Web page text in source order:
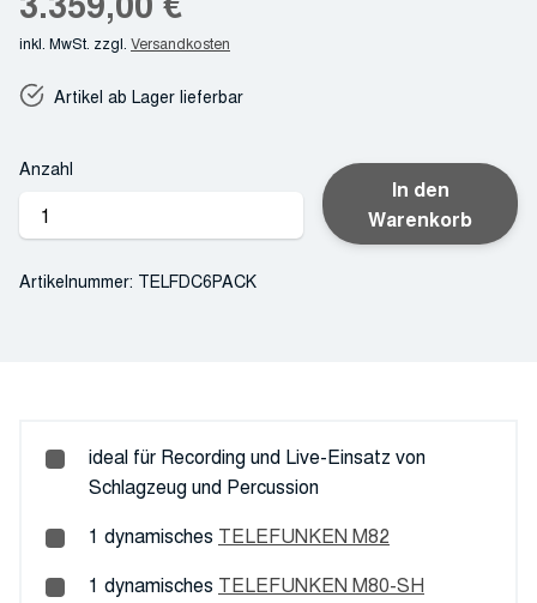
inkl. MwSt. zzgl. Versandkosten
Artikel ab Lager lieferbar
Anzahl
Telefunken
DC6
Pack
In den
Warenkorb
Artikelnummer: TELFDC6PACK
ideal für Recording und Live-Einsatz von
Schlagzeug und Percussion
1 dynamisches TELEFUNKEN M82
1 dynamisches TELEFUNKEN M80-SH